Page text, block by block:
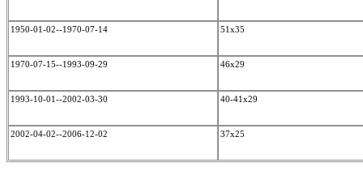
1950-01-02--1970-07-14 51x35
1970-07-15--1993-09-29 46x29
1993-10-01--2002-03-30 40-41x29
2002-04-02--2006-12-02 37x25